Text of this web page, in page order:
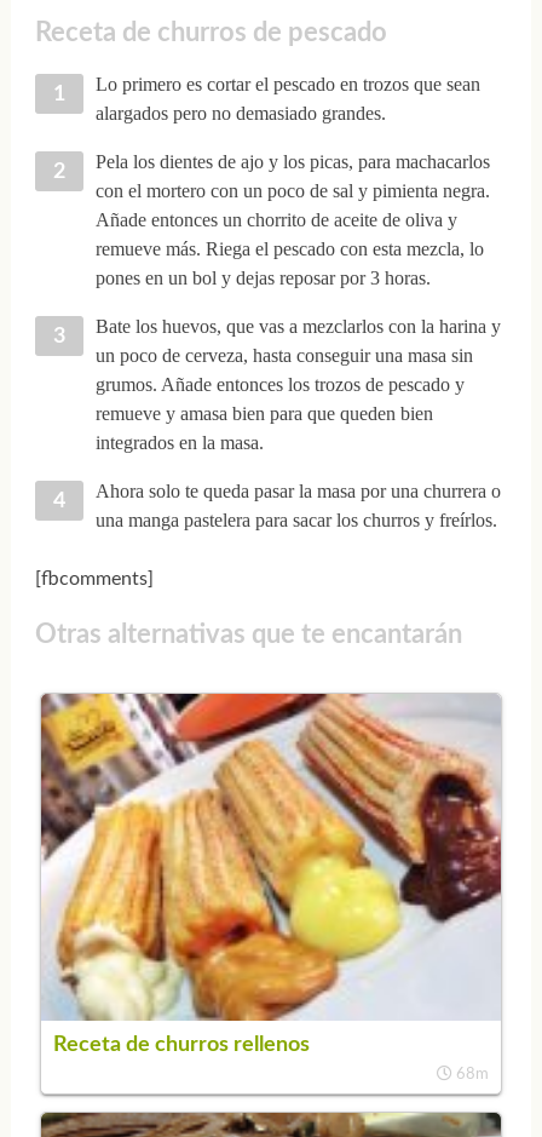
Receta de churros de pescado
Lo primero es cortar el pescado en trozos que sean
alargados pero no demasiado grandes.
Pela los dientes de ajo y los picas, para machacarlos
con el mortero con un poco de sal y pimienta negra.
Añade entonces un chorrito de aceite de oliva y
remueve más. Riega el pescado con esta mezcla, lo
pones en un bol y dejas reposar por 3 horas.
Bate los huevos, que vas a mezclarlos con la harina y
un poco de cerveza, hasta conseguir una masa sin
grumos. Añade entonces los trozos de pescado y
remueve y amasa bien para que queden bien
integrados en la masa.
Ahora solo te queda pasar la masa por una churrera o
una manga pastelera para sacar los churros y freírlos.
[fbcomments]
Otras alternativas que te encantarán
Receta de churros rellenos
68m